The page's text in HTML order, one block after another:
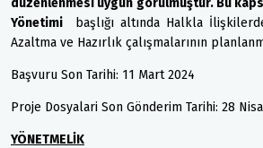
düzenlenmesi uygun görülmüştür. Bu
Yönetimi başlığı altında Halkla
Azaltma ve Hazırlık çalışmalarının
Başvuru Son Tarihi: 11 Mart 2024
Proje Dosyalari Son Gönderim Tarihi: 28
YÖNETMELİK